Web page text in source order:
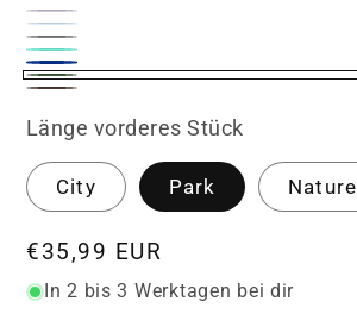
Orange
Flieder
Pastellblau
Grau
Türkis
Nachtblau
Dunkelgrün
Länge vorderes Stück
City Park Nature
Normaler
Preis
€35,99 EUR
In 2 bis 3 Werktagen bei dir